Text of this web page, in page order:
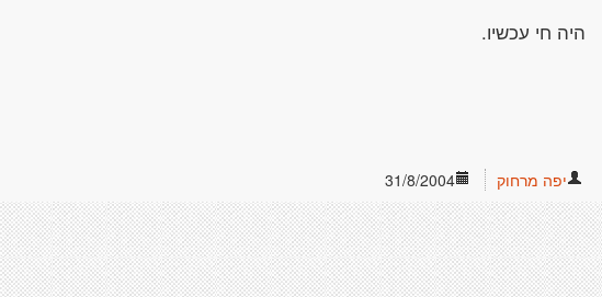
31/8/2004 יפה מרחוק